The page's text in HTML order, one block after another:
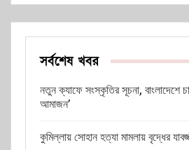
সর্বশেষ খবর
নতুন ক্যাফে সংস্কৃতির সূচনা, বাংলাদেশে
আমাজন’
কুমিল্লায় সোহান হত্যা মামলায় বৃদ্ধের